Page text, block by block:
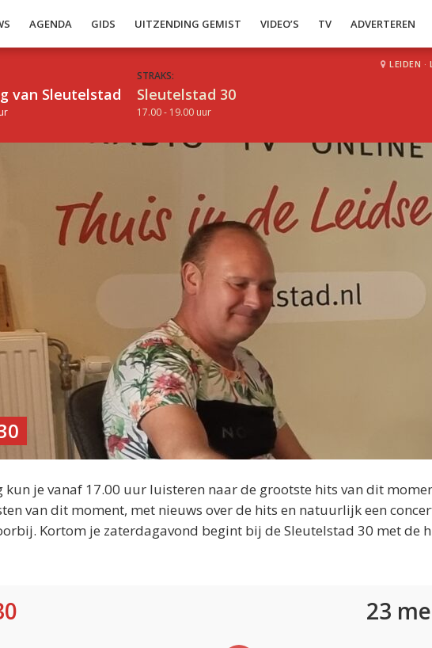
AGENDA GIDS UITZENDING GEMIST VIDEO’S TV ADVERTEREN
van Sleutelstad
STRAKS:
Sleutelstad 30
17.00 - 19.00 uur
LEIDEN ·
je vanaf 17.00 uur luisteren naar de grootste hits van dit
van dit moment, met nieuws over de hits en natuurlijk een
Kortom je zaterdagavond begint bij de Sleutelstad 30 met de
23